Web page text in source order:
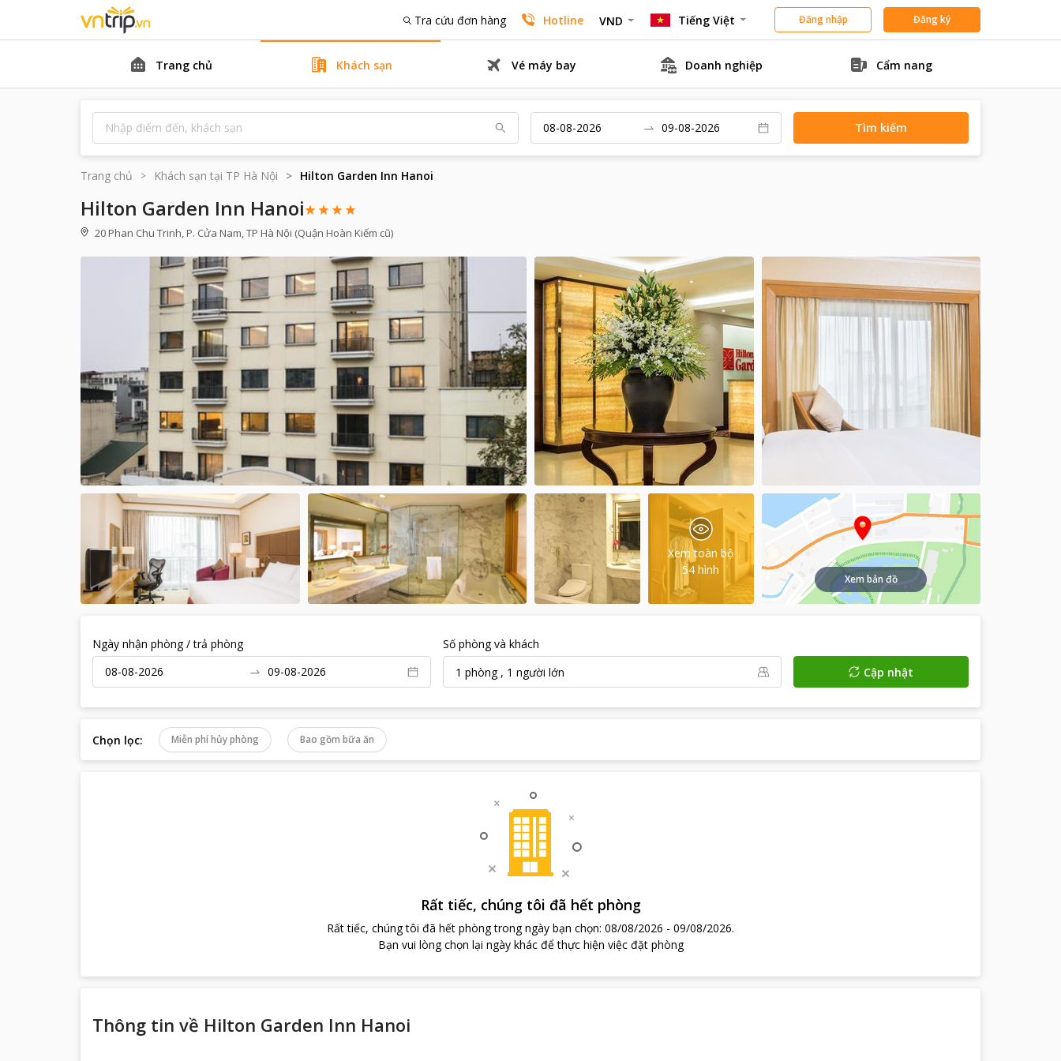
Tra cứu đơn hàng Hotline VND Tiếng Việt Đăng nhập Đăng ký
Trang chủ Khách sạn Vé máy bay Doanh nghiệp Cẩm nang
Tìm kiếm
Trang chủ Khách sạn tại TP Hà Nội Hilton Garden Inn Hanoi
Hilton Garden Inn Hanoi
20 Phan Chu Trinh, P. Cửa Nam, TP Hà Nội (Quận Hoàn Kiếm cũ)
Xem toàn bộ
54 hình
Xem bản đồ
Ngày nhận phòng / trả phòng
Số phòng và khách
1 phòng, 1 người lớn Cập nhật
Chọn lọc: Miễn phí hủy phòng Bao gồm bữa ăn
Rất tiếc, chúng tôi đã hết phòng
Rất tiếc, chúng tôi đã hết phòng trong ngày bạn chọn: 08/08/2026 - 09/08/2026.
Bạn vui lòng chọn lại ngày khác để thực hiện việc đặt phòng
Thông tin về Hilton Garden Inn Hanoi